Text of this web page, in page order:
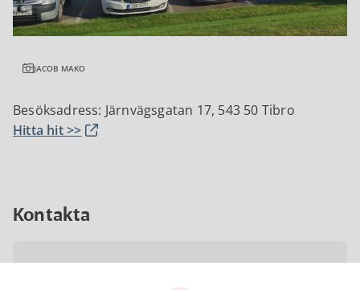
JACOB MAKO
Besöksadress: Järnvägsgatan 17, 543 50 Tibro
Hitta hit >>
Kontakta